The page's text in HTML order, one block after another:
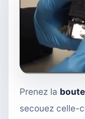
Prenez la
secouez celle-